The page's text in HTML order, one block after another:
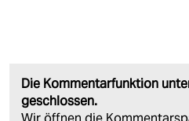
Die Kommentarfunktion
geschlossen.